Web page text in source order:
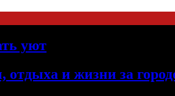
уют
отдыха и жизни за